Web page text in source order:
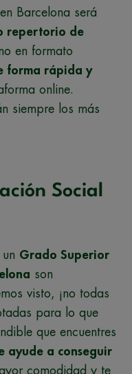
Barcelona será
repertorio de
en formato
forma rápida y
online.
siempre los más
Social
Grado Superior
son
visto, ¡no todas
para lo que
que encuentres
ayude a conseguir
comodidad y te